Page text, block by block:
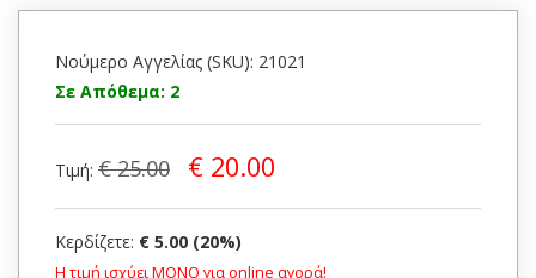
Νούμερο Αγγελίας (SKU): 21021
Σε Απόθεμα: 2
Τιμή: € 25.00 € 20.00
Κερδίζετε: € 5.00 (20%)
Η τιμή ισχύει ΜΟΝΟ για online αγορά!